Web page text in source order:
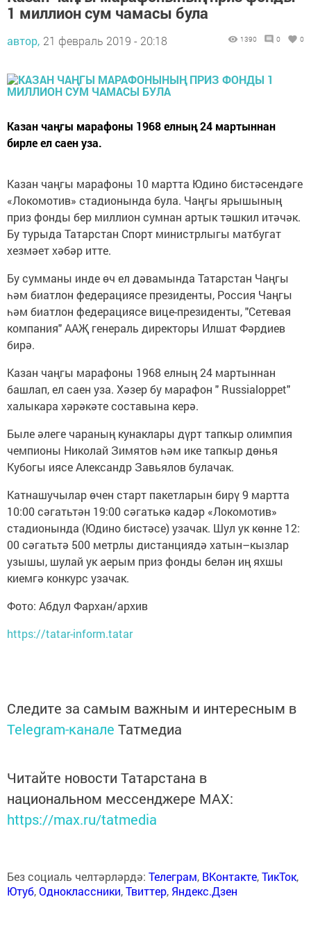
1 миллион сум чамасы була
автор, 21 февраль 2019 - 20:18 1390 0 0
Казан чаңгы марафоны 1968 елның 24 мартыннан
бирле ел саен уза.
Казан чаңгы марафоны 10 мартта Юдино бистәсендәге
«Локомотив» стадионында була. Чаңгы ярышының
приз фонды бер миллион сумнан артык тәшкил итәчәк.
Бу турыда Татарстан Спорт министрлыгы матбугат
хезмәет хәбәр итте.
Бу сумманы инде өч ел дәвамында Татарстан Чаңгы
һәм биатлон федерациясе президенты, Россия Чаңгы
һәм биатлон федерациясе вице-президенты, "Сетевая
компания" ААҖ генераль директоры Илшат Фәрдиев
бирә.
Казан чаңгы марафоны 1968 елның 24 мартыннан
башлап, ел саен уза. Хәзер бу марафон " Russialoppet"
халыкара хәрәкәте составына керә.
Быле әлеге чараның кунаклары дүрт тапкыр олимпия
чемпионы Николай Зимятов һәм ике тапкыр дөнья
Кубогы иясе Александр Завьялов булачак.
Катнашучылар өчен старт пакетларын бирү 9 мартта
10:00 сәгатьтән 19:00 сәгатькә кадәр «Локомотив»
стадионында (Юдино бистәсе) узачак. Шул ук көнне 12:
00 сәгатьтә 500 метрлы дистанциядә хатын–кызлар
узышы, шулай ук аерым приз фонды белән иң яхшы
киемгә конкурс узачак.
Фото: Абдул Фархан/архив
https://tatar-inform.tatar
Следите за самым важным и интересным в
Telegram-канале Татмедиа
Читайте новости Татарстана в
национальном мессенджере MАХ:
https://max.ru/tatmedia
Без социаль челтәрләрдә: Телеграм, ВКонтакте,ТикТок,
Ютуб,Одноклассники,Твиттер, Яндекс.Дзен